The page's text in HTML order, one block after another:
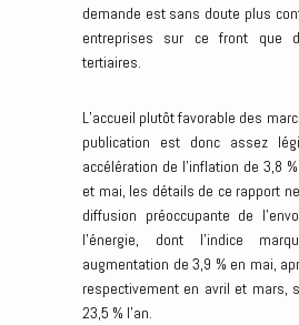
demande est sans doute plus
entreprises sur ce front que
tertiaires.
L’accueil plutôt favorable des
publication est donc assez
accélération de l’inflation de 3,8
et mai, les détails de ce rapport
diffusion préoccupante de
l’énergie, dont l’indice
augmentation de 3,9 % en mai,
respectivement en avril et mars,
23,5 % l’an.